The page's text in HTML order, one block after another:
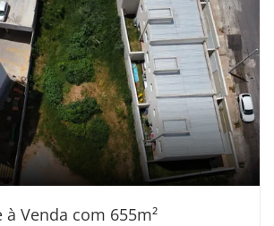
Venda com 655m²